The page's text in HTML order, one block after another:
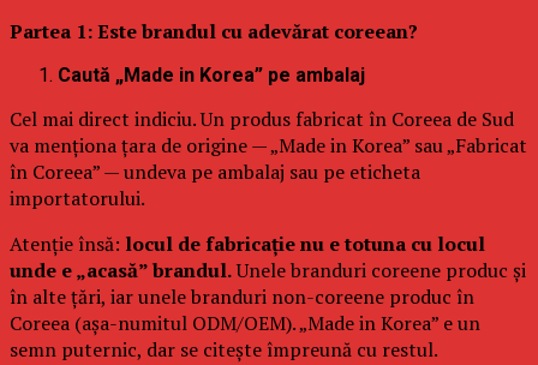
Partea 1: Este brandul cu adevărat coreean?
Caută „Made in Korea” pe ambalaj
Cel mai direct indiciu. Un produs fabricat în Coreea de Sud
va menționa țara de origine — „Made in Korea” sau „Fabricat
în Coreea” — undeva pe ambalaj sau pe eticheta
importatorului.
Atenție însă: locul de fabricație nu e totuna cu locul
unde e „acasă” brandul.Unele branduri coreene produc și
în alte țări, iar unele branduri non-coreene produc în
Coreea (așa-numitul ODM/OEM). „Made in Korea” e un
semn puternic, dar se citește împreună cu restul.